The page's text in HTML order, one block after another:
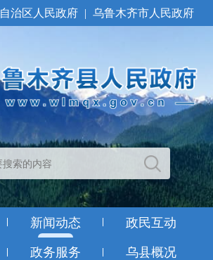
自治区人民政府 | 乌鲁木齐市人民政府
新闻动态 政民互动
政务服务 乌县概况